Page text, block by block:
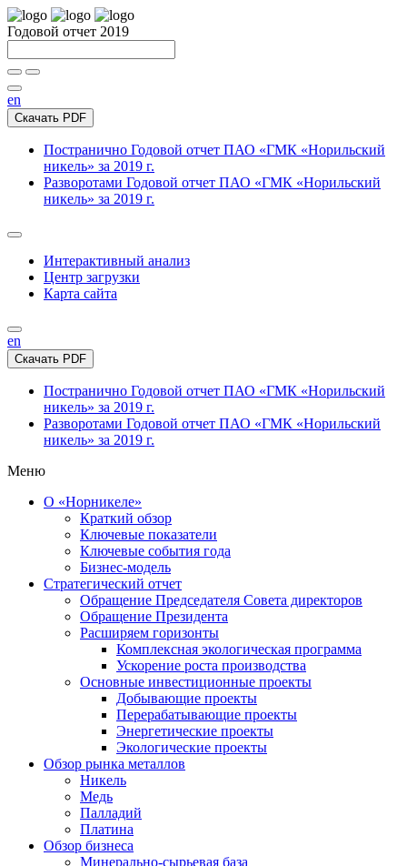
Годовой отчет 2019
en
Скачать PDF
Постранично Годовой отчет ПАО «ГМК «Норильский
никель» за 2019 г.
Разворотами Годовой отчет ПАО «ГМК «Норильский
никель» за 2019 г.
Интерактивный анализ
Центр загрузки
Карта сайта
en
Скачать PDF
Постранично Годовой отчет ПАО «ГМК «Норильский
никель» за 2019 г.
Разворотами Годовой отчет ПАО «ГМК «Норильский
никель» за 2019 г.
Меню
О «Норникеле»
Краткий обзор
Ключевые показатели
Ключевые события года
Бизнес-модель
Стратегический отчет
Обращение Председателя Совета директоров
Обращение Президента
Расширяем горизонты
Комплексная экологическая программа
Ускорение роста производства
Основные инвестиционные проекты
Добывающие проекты
Перерабатывающие проекты
Энергетические проекты
Экологические проекты
Обзор рынка металлов
Никель
Медь
Палладий
Платина
Обзор бизнеса
Минерально-сырьевая база